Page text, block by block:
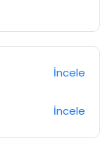
İncele
İncele